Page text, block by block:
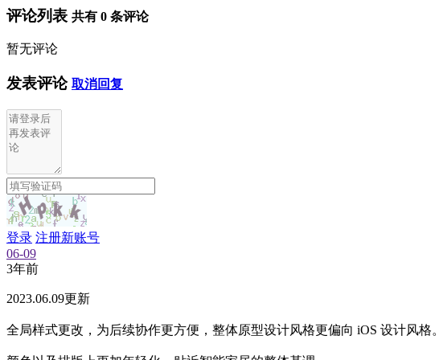
评论列表 共有 0 条评论
暂无评论
发表评论 取消回复
登录 注册新账号
06-09
3年前
2023.06.09更新
全局样式更改，为后续协作更方便，整体原型设计风格更偏向 iOS 设计风格。